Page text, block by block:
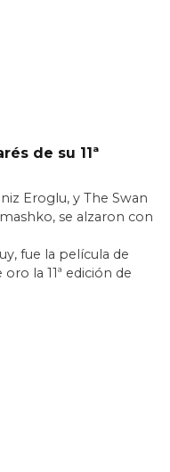
de su 11ª
Eroglu, y The Swan
se alzaron con
fue la película de
la 11ª edición de